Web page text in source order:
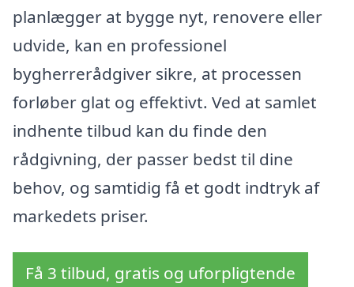
planlægger at bygge nyt, renovere eller
udvide, kan en professionel
bygherrerådgiver sikre, at processen
forløber glat og effektivt. Ved at samlet
indhente tilbud kan du finde den
rådgivning, der passer bedst til dine
behov, og samtidig få et godt indtryk af
markedets priser.
Få 3 tilbud, gratis og uforpligtende